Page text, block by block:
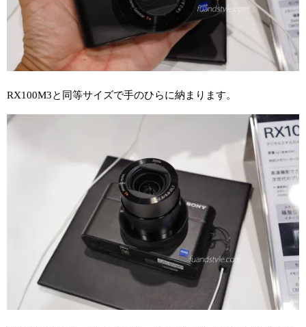
RX100M3と同等サイズで手のひらに納まります。